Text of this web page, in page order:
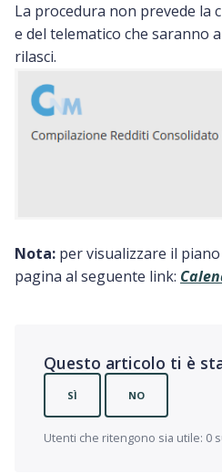
La procedura non prevede la
e del telematico che saranno
rilasci.
Nota: per visualizzare il
pagina al seguente link:
Questo articolo ti è
SÌ NO
Utenti che ritengono sia utile: 0